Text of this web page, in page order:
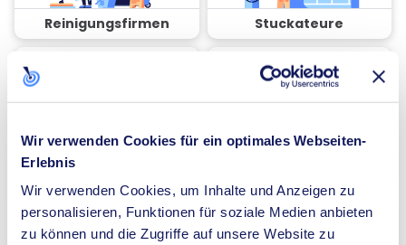
Wir verwenden Cookies für ein optimales Webseiten-
Erlebnis
Wir verwenden Cookies, um Inhalte und Anzeigen zu
personalisieren, Funktionen für soziale Medien anbieten
zu können und die Zugriffe auf unsere Website zu
Reinigungsfirmen Stuckateure
Coaches
Spezialisten für